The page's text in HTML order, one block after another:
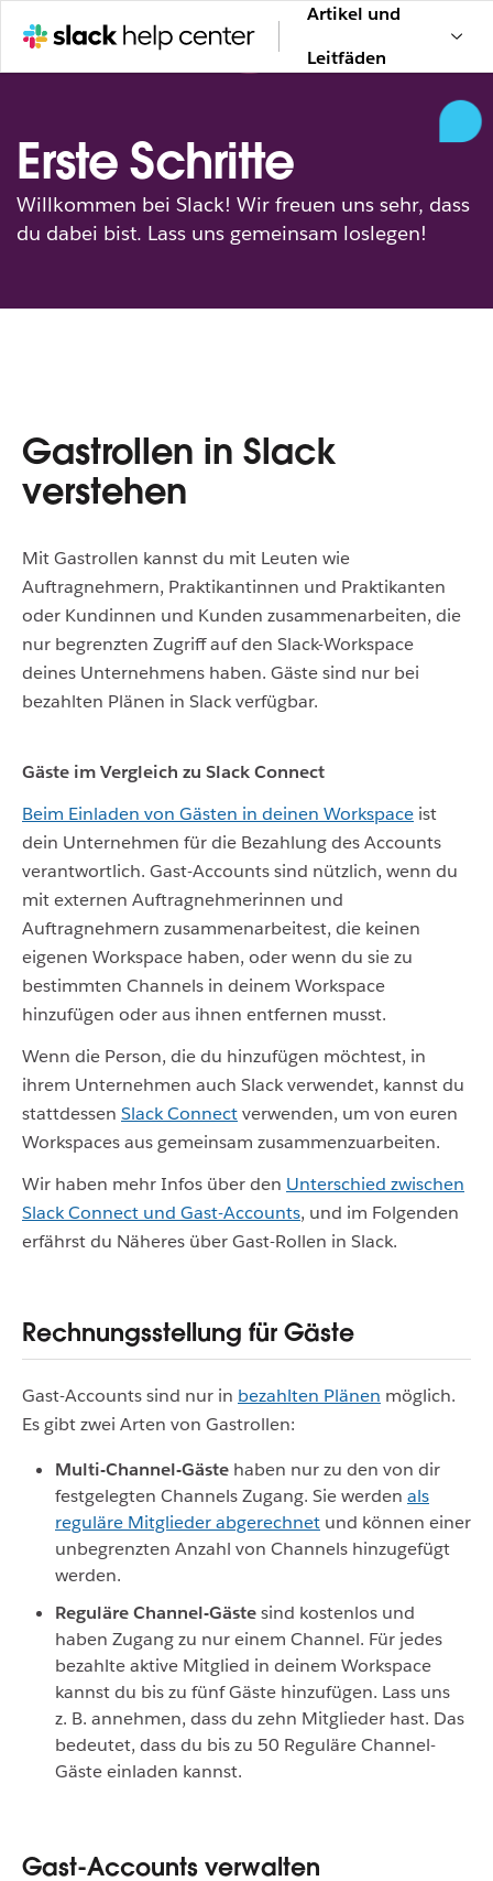
Artikel und
Leitfäden
Erste Schritte
Willkommen bei Slack! Wir freuen uns sehr, dass
du dabei bist. Lass uns gemeinsam loslegen!
Gastrollen in Slack
verstehen
Mit Gastrollen kannst du mit Leuten wie
Auftragnehmern, Praktikantinnen und Praktikanten
oder Kundinnen und Kunden zusammenarbeiten, die
nur begrenzten Zugriff auf den Slack-Workspace
deines Unternehmens haben. Gäste sind nur bei
bezahlten Plänen in Slack verfügbar.
Gäste im Vergleich zu Slack Connect
Beim Einladen von Gästen in deinen Workspace ist
dein Unternehmen für die Bezahlung des Accounts
verantwortlich. Gast-Accounts sind nützlich, wenn du
mit externen Auftragnehmerinnen und
Auftragnehmern zusammenarbeitest, die keinen
eigenen Workspace haben, oder wenn du sie zu
bestimmten Channels in deinem Workspace
hinzufügen oder aus ihnen entfernen musst.
Wenn die Person, die du hinzufügen möchtest, in
ihrem Unternehmen auch Slack verwendet, kannst du
stattdessen Slack Connectverwenden, um von euren
Workspaces aus gemeinsam zusammenzuarbeiten.
Wir haben mehr Infos über den Unterschied zwischen
Slack Connect und Gast-Accounts, und im Folgenden
erfährst du Näheres über Gast-Rollen in Slack.
Rechnungsstellung für Gäste
Gast-Accounts sind nur in bezahlten Plänen möglich.
Es gibt zwei Arten von Gastrollen:
Multi-Channel-Gäste haben nur zu den von dir
festgelegten Channels Zugang. Sie werden als
reguläre Mitglieder abgerechnet und können einer
unbegrenzten Anzahl von Channels hinzugefügt
werden.
Reguläre Channel-Gästesind kostenlos und
haben Zugang zu nur einem Channel. Für jedes
bezahlte aktive Mitglied in deinem Workspace
kannst du bis zu fünf Gäste hinzufügen. Lass uns
z. B. annehmen, dass du zehn Mitglieder hast. Das
bedeutet, dass du bis zu 50 Reguläre Channel-
Gäste einladen kannst.
Gast-Accounts verwalten